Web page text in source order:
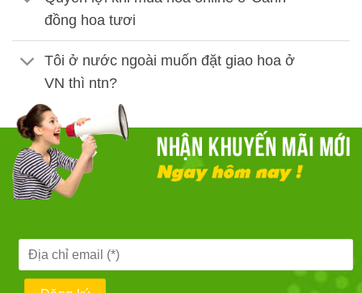
đồng hoa tươi
Tôi ở nước ngoài muốn đặt giao hoa ở
VN thì ntn?